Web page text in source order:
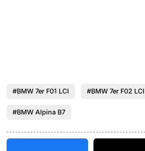
#BMW 7er F01 LCI #BMW 7er F02 LCI
#BMW Alpina B7